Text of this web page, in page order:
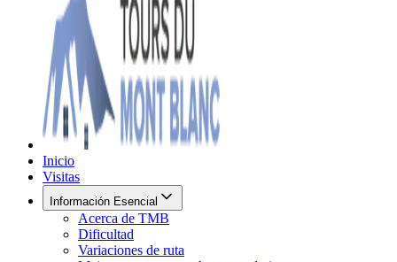
Inicio
Visitas
Información Esencial
Acerca de TMB
Dificultad
Variaciones de ruta